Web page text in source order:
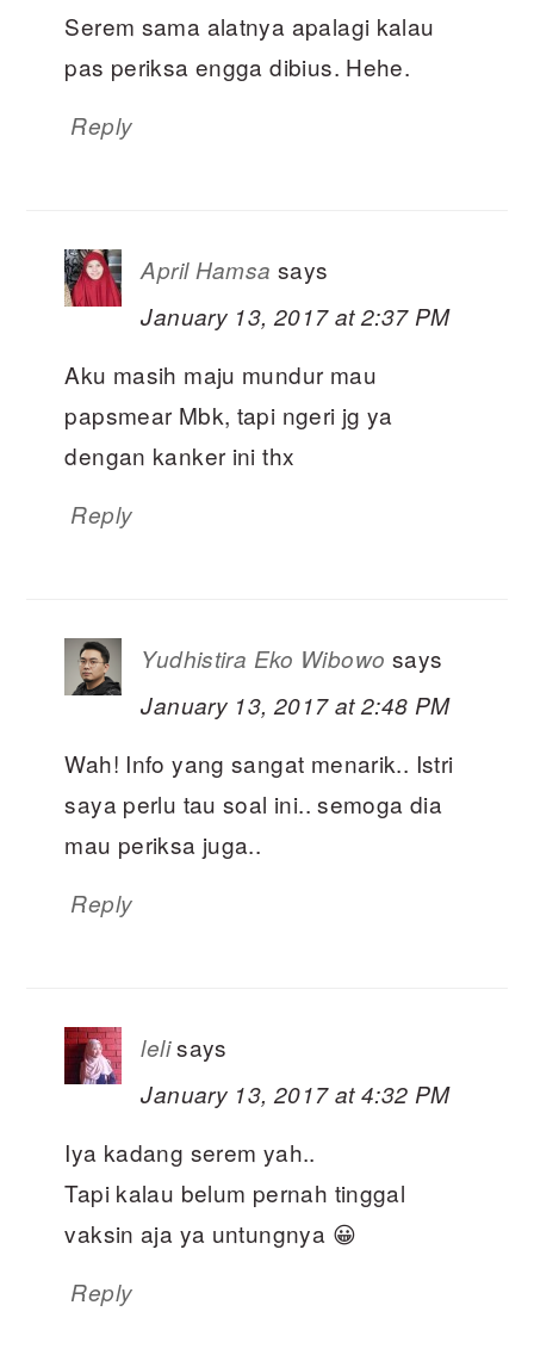
Serem sama alatnya apalagi kalau
pas periksa engga dibius. Hehe.
Reply
April Hamsa says
January 13, 2017 at 2:37 PM
Aku masih maju mundur mau
papsmear Mbk, tapi ngeri jg ya
dengan kanker ini thx
Reply
Yudhistira Eko Wibowo says
January 13, 2017 at 2:48 PM
Wah! Info yang sangat menarik.. Istri
saya perlu tau soal ini.. semoga dia
mau periksa juga..
Reply
leli says
January 13, 2017 at 4:32 PM
Iya kadang serem yah..
Tapi kalau belum pernah tinggal
vaksin aja ya untungnya 😀
Reply